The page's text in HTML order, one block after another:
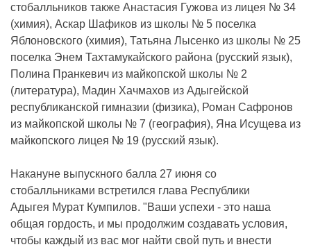
стобалльников также Анастасия Гужова из лицея № 34
(химия), Аскар Шафиков из школы № 5 поселка
Яблоновского (химия), Татьяна Лысенко из школы № 25
поселка Энем Тахтамукайского района (русский язык),
Полина Пранкевич из майкопской школы № 2
(литература), Мадин Хачмахов из Адыгейской
республиканской гимназии (физика), Роман Сафронов
из майкопской школы № 7 (география), Яна Исущева из
майкопского лицея № 19 (русский язык).
Накануне выпускного балла 27 июня со
стобалльниками встретился глава Республики
Адыгея Мурат Кумпилов. "Ваши успехи - это наша
общая гордость, и мы продолжим создавать условия,
чтобы каждый из вас мог найти свой путь и внести